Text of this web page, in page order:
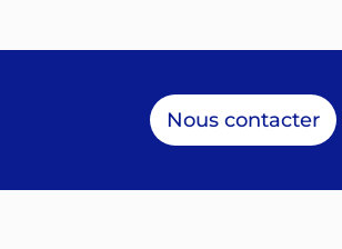
Nous contacter